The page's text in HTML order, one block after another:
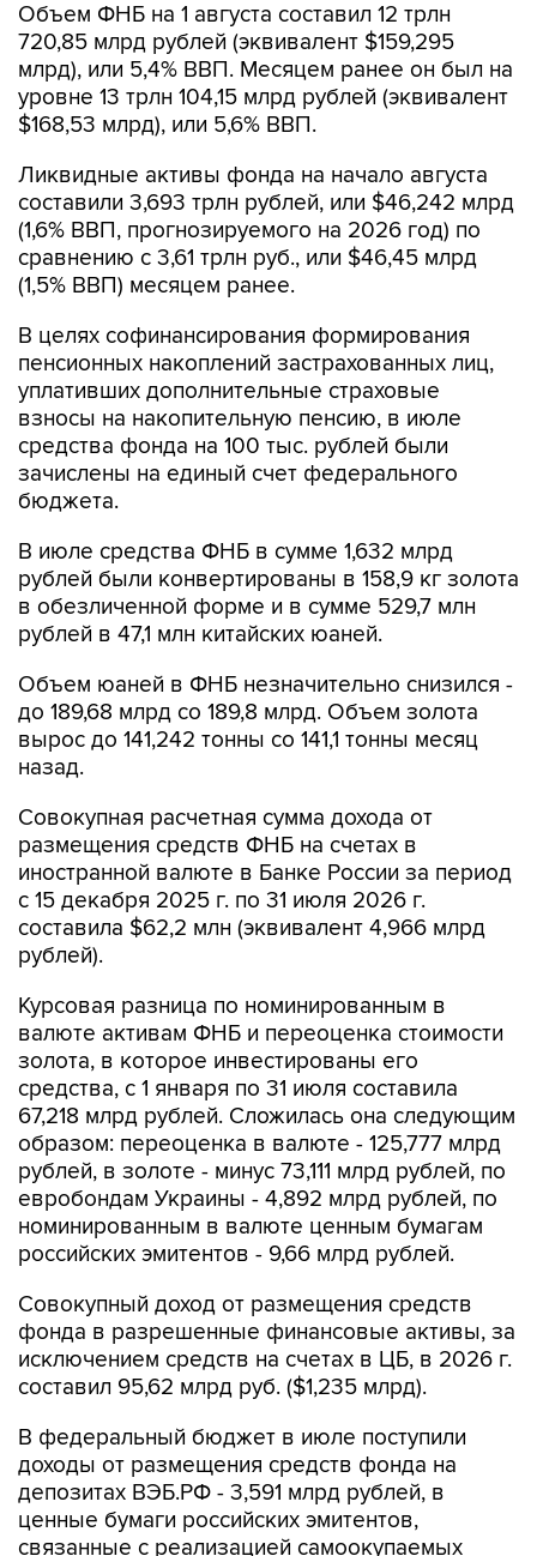
Объем ФНБ на 1 августа составил 12 трлн
720,85 млрд рублей (эквивалент $159,295
млрд), или 5,4% ВВП. Месяцем ранее он был на
уровне 13 трлн 104,15 млрд рублей (эквивалент
$168,53 млрд), или 5,6% ВВП.
Ликвидные активы фонда на начало августа
составили 3,693 трлн рублей, или $46,242 млрд
(1,6% ВВП, прогнозируемого на 2026 год) по
сравнению с 3,61 трлн руб., или $46,45 млрд
(1,5% ВВП) месяцем ранее.
В целях софинансирования формирования
пенсионных накоплений застрахованных лиц,
уплативших дополнительные страховые
взносы на накопительную пенсию, в июле
средства фонда на 100 тыс. рублей были
зачислены на единый счет федерального
бюджета.
В июле средства ФНБ в сумме 1,632 млрд
рублей были конвертированы в 158,9 кг золота
в обезличенной форме и в сумме 529,7 млн
рублей в 47,1 млн китайских юаней.
Объем юаней в ФНБ незначительно снизился -
до 189,68 млрд со 189,8 млрд. Объем золота
вырос до 141,242 тонны со 141,1 тонны месяц
назад.
Совокупная расчетная сумма дохода от
размещения средств ФНБ на счетах в
иностранной валюте в Банке России за период
с 15 декабря 2025 г. по 31 июля 2026 г.
составила $62,2 млн (эквивалент 4,966 млрд
рублей).
Курсовая разница по номинированным в
валюте активам ФНБ и переоценка стоимости
золота, в которое инвестированы его
средства, с 1 января по 31 июля составила
67,218 млрд рублей. Сложилась она следующим
образом: переоценка в валюте - 125,777 млрд
рублей, в золоте - минус 73,111 млрд рублей, по
евробондам Украины - 4,892 млрд рублей, по
номинированным в валюте ценным бумагам
российских эмитентов - 9,66 млрд рублей.
Совокупный доход от размещения средств
фонда в разрешенные финансовые активы, за
исключением средств на счетах в ЦБ, в 2026 г.
составил 95,62 млрд руб. ($1,235 млрд).
В федеральный бюджет в июле поступили
доходы от размещения средств фонда на
депозитах ВЭБ.РФ - 3,591 млрд рублей, в
ценные бумаги российских эмитентов,
связанные с реализацией самоокупаемых